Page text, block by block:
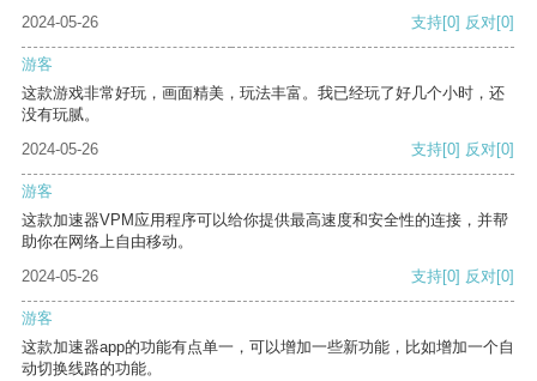
2024-05-26
支持[0] 反对[0]
游客
这款游戏非常好玩，画面精美，玩法丰富。我已经玩了好几个小时，还
没有玩腻。
2024-05-26
支持[0] 反对[0]
游客
这款加速器VPM应用程序可以给你提供最高速度和安全性的连接，并帮
助你在网络上自由移动。
2024-05-26
支持[0] 反对[0]
游客
这款加速器app的功能有点单一，可以增加一些新功能，比如增加一个自
动切换线路的功能。